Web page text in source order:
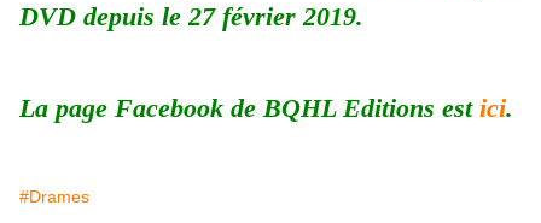
DVD depuis le 27 février 2019.
La page Facebook de BQHL Editions est ici.
#Drames